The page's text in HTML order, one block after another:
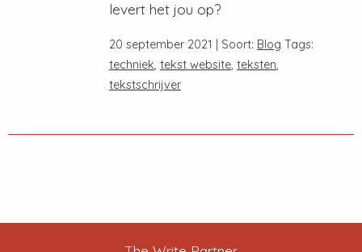
levert het jou op?
20 september 2021 | Soort: Blog Tags:
techniek, tekst website, teksten,
tekstschrijver